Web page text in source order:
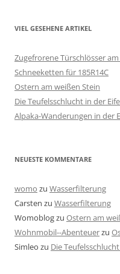
VIEL GESEHENE ARTIKEL
Zugefrorene Türschlösser am
Schneeketten für 185R14C
Ostern am weißen Stein
Die Teufelsschlucht in der
Alpaka-Wanderungen in der
NEUESTE KOMMENTARE
womo zu Wasserfilterung
Carsten zu Wasserfilterung
Womoblogzu Ostern am
Wohnmobil--Abenteuerzu
Simleo zu Die